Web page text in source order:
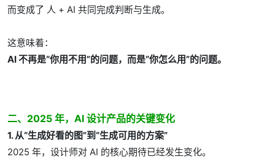
而变成了 人 + AI 共同完成判断与生成。
这意味着：
AI 不再是“你用不用”的问题，而是“你怎么用”的问题。
二、2025 年，AI 设计产品的关键变化
1. 从“生成好看的图”到“生成可用的方案”
2025 年，设计师对 AI 的核心期待已经发生变化。